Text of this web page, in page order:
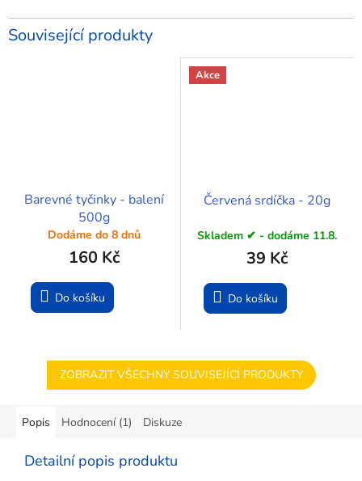
Související produkty
Barevné tyčinky - balení
500g
Dodáme do 8 dnů
160 Kč
Do košíku
Akce
Červená srdíčka - 20g
Skladem ✔ - dodáme 11.8.
39 Kč
Do košíku
ZOBRAZIT VŠECHNY SOUVISEJÍCÍ PRODUKTY
Popis Hodnocení (1) Diskuze
Detailní popis produktu